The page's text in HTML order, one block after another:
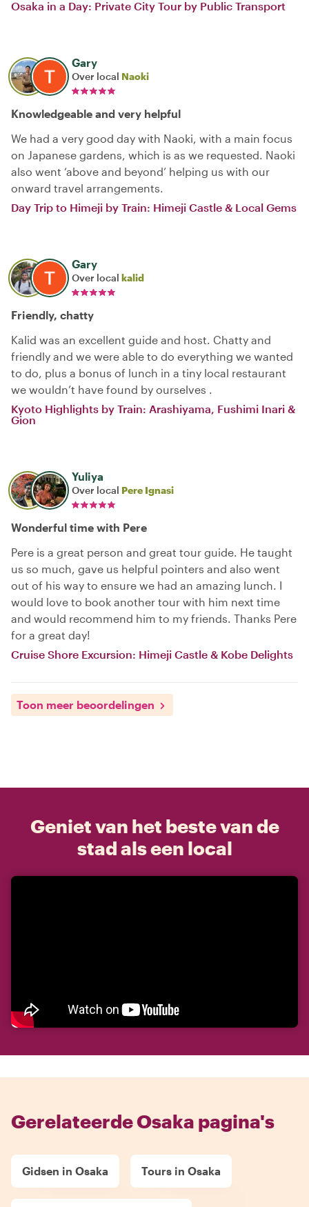
Osaka in a Day: Private City Tour by Public Transport
Gary
Over local Naoki
Knowledgeable and very helpful
We had a very good day with Naoki, with a main focus
on Japanese gardens, which is as we requested. Naoki
also went ‘above and beyond’ helping us with our
onward travel arrangements.
Day Trip to Himeji by Train: Himeji Castle & Local Gems
Gary
Over local kalid
Friendly, chatty
Kalid was an excellent guide and host. Chatty and
friendly and we were able to do everything we wanted
to do, plus a bonus of lunch in a tiny local restaurant
we wouldn’t have found by ourselves .
Kyoto Highlights by Train: Arashiyama, Fushimi Inari &
Gion
Yuliya
Over local Pere Ignasi
Wonderful time with Pere
Pere is a great person and great tour guide. He taught
us so much, gave us helpful pointers and also went
out of his way to ensure we had an amazing lunch. I
would love to book another tour with him next time
and would recommend him to my friends. Thanks Pere
for a great day!
Cruise Shore Excursion: Himeji Castle & Kobe Delights
Toon meer beoordelingen
Geniet van het beste van de
stad als een local
Gerelateerde Osaka pagina's
Gidsen in Osaka Tours in Osaka